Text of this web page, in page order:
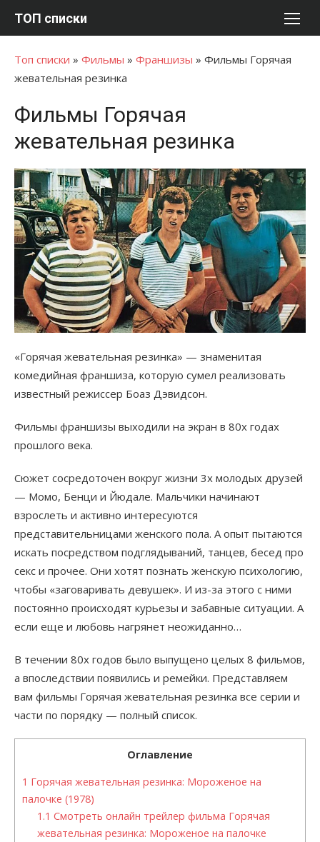
ТОП списки
Топ списки » Фильмы » Франшизы » Фильмы Горячая
жевательная резинка
Фильмы Горячая
жевательная резинка
«Горячая жевательная резинка» — знаменитая
комедийная франшиза, которую сумел реализовать
известный режиссер Боаз Дэвидсон.
Фильмы франшизы выходили на экран в 80х годах
прошлого века.
Сюжет сосредоточен вокруг жизни 3х молодых друзей
— Момо, Бенци и Йюдале. Мальчики начинают
взрослеть и активно интересуются
представительницами женского пола. А опыт пытаются
искать посредством подглядываний, танцев, бесед про
секс и прочее. Они хотят познать женскую психологию,
чтобы «заговаривать девушек». И из-за этого с ними
постоянно происходят курьезы и забавные ситуации. А
если еще и любовь нагрянет неожиданно…
В течении 80х годов было выпущено целых 8 фильмов,
а впоследствии появились и ремейки. Представляем
вам фильмы Горячая жевательная резинка все серии и
части по порядку — полный список.
Оглавление
1 Горячая жевательная резинка: Мороженое на
палочке (1978)
1.1 Смотреть онлайн трейлер фильма Горячая
жевательная резинка: Мороженое на палочке